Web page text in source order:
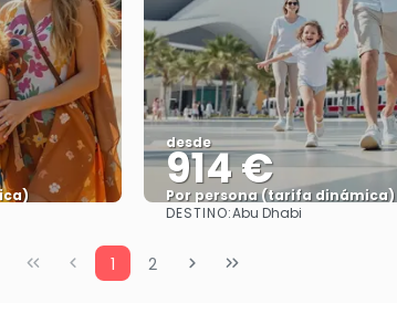
desde
914 €
Por persona (tarifa dinámica)
Ver más
DESTINO:Abu Dhabi
1 2